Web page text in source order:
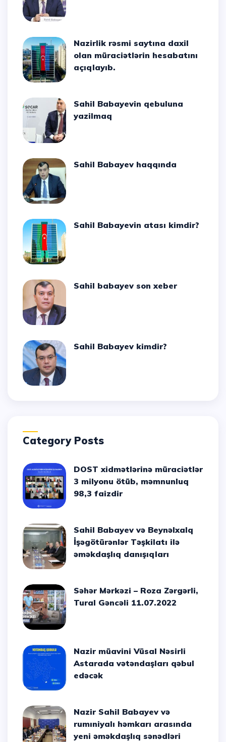
Nazirlik rəsmi saytına daxil
olan müraciətlərin hesabatını
açıqlayıb.
Sahil Babayevin qebuluna
yazilmaq
Sahil Babayev haqqında
Sahil Babayevin atası kimdir?
Sahil babayev son xeber
Sahil Babayev kimdir?
Category Posts
DOST xidmətlərinə müraciətlər
3 milyonu ötüb, məmnunluq
98,3 faizdir
Sahil Babayev və Beynəlxalq
İşəgötürənlər Təşkilatı ilə
əməkdaşlıq danışıqları
Səhər Mərkəzi – Roza Zərgərli,
Tural Gəncəli 11.07.2022
Nazir müavini Vüsal Nəsirli
Astarada vətəndaşları qəbul
edəcək
Nazir Sahil Babayev və
rumıniyalı həmkarı arasında
yeni əməkdaşlıq sənədləri